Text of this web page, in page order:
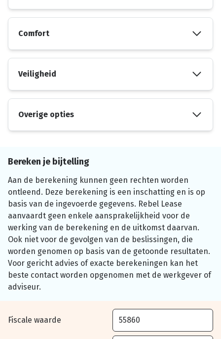
Comfort
Veiligheid
Overige opties
Bereken je bijtelling
Aan de berekening kunnen geen rechten worden
ontleend. Deze berekening is een inschatting en is op
basis van de ingevoerde gegevens. Rebel Lease
aanvaardt geen enkele aansprakelijkheid voor de
werking van de berekening en de uitkomst daarvan.
Ook niet voor de gevolgen van de beslissingen, die
worden genomen op basis van de getoonde resultaten.
Voor gericht advies of exacte berekeningen kan het
beste contact worden opgenomen met de werkgever of
adviseur.
Fiscale waarde